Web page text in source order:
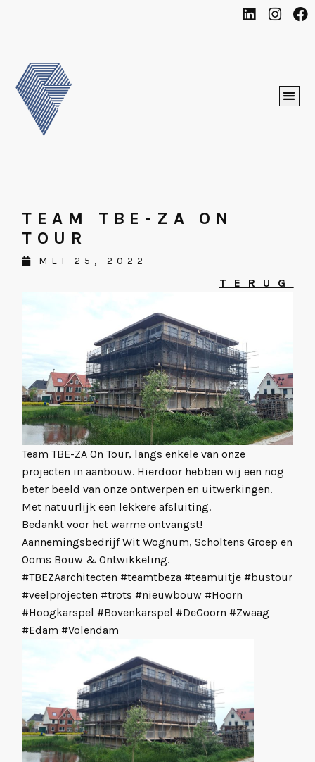
TEAM TBE-ZA ON
TOUR
MEI 25, 2022
TERUG
Team TBE-ZA On Tour, langs enkele van onze
projecten in aanbouw. Hierdoor hebben wij een nog
beter beeld van onze ontwerpen en uitwerkingen.
Met natuurlijk een lekkere afsluiting.
Bedankt voor het warme ontvangst!
Aannemingsbedrijf Wit Wognum, Scholtens Groep en
Ooms Bouw & Ontwikkeling.
#TBEZAarchitecten #teamtbeza #teamuitje #bustour
#veelprojecten #trots #nieuwbouw #Hoorn
#Hoogkarspel #Bovenkarspel #DeGoorn #Zwaag
#Edam #Volendam